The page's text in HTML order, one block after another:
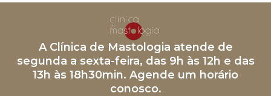
A Clínica de Mastologia atende de
segunda a sexta-feira, das 9h às 12h e das
13h às 18h30min. Agende um horário
conosco.